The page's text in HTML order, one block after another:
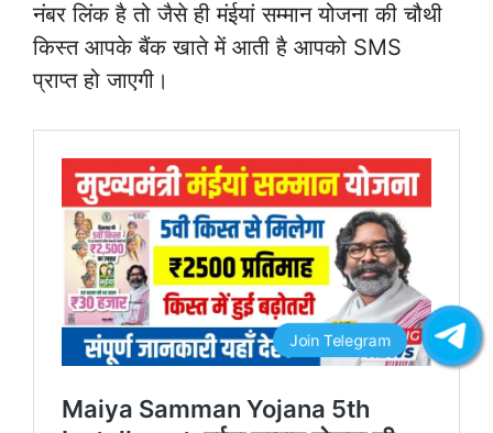
नंबर लिंक है तो जैसे ही मंईयां सम्मान योजना की चौथी
किस्त आपके बैंक खाते में आती है आपको SMS
प्राप्त हो जाएगी।